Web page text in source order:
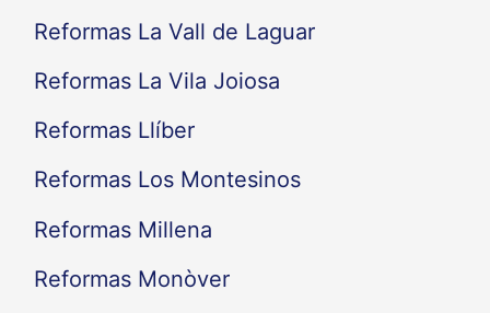
Reformas La Vall de Laguar
Reformas La Vila Joiosa
Reformas Llíber
Reformas Los Montesinos
Reformas Millena
Reformas Monòver